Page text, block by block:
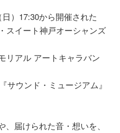
）17:30から開催された
スイート神戸オーシャンズ
リアル アートキャラバン
サウンド・ミュージアム』
届けられた音・想いを、